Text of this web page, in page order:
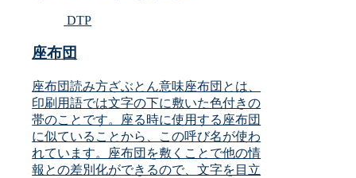
DTP
座布団
座布団読み方ざぶとん意味座布団とは、
印刷用語では文字の下に敷いた色付きの
帯のことです。座る時に使用する座布団
に似ていることから、この呼び名が使わ
れています。座布団を敷くことで他の情
報との差別化ができるので、文字を目立